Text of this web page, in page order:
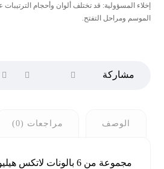
إخلاء المسؤولية: قد تختلف ألوان وأحجام
الموسم ومراحل التفتح.
الوصف مراجعات (0)
مجموعة من 6 بالونات